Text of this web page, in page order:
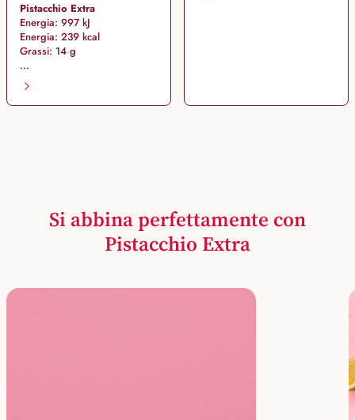
Pistacchio Extra
Energia: 997 kJ
Energia: 239 kcal
Grassi: 14 g
...
Si abbina perfettamente con
Pistacchio Extra